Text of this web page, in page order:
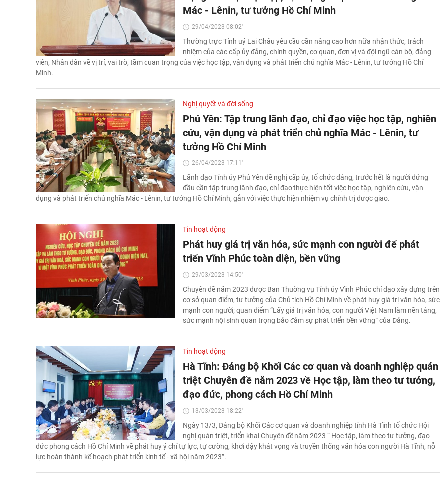
Mác - Lênin, tư tưởng Hồ Chí Minh
29/04/2023 08:02'
Thường trực Tỉnh uỷ Lai Châu yêu cầu cần nâng cao hơn nữa nhận thức, trách
nhiệm của các cấp ủy đảng, chính quyền, cơ quan, đơn vị và đội ngũ cán bộ, đảng
viên, Nhân dân về vị trí, vai trò, tầm quan trọng của việc học tập, vận dụng và phát triển chủ nghĩa Mác - Lênin, tư tưởng Hồ Chí
Minh.
Nghị quyết và đời sống
Phú Yên: Tập trung lãnh đạo, chỉ đạo việc học tập, nghiên
cứu, vận dụng và phát triển chủ nghĩa Mác - Lênin, tư
tưởng Hồ Chí Minh
26/04/2023 17:11'
Lãnh đạo Tỉnh ủy Phú Yên đề nghị cấp ủy, tổ chức đảng, trước hết là người đứng
đầu cần tập trung lãnh đạo, chỉ đạo thực hiện tốt việc học tập, nghiên cứu, vận
dụng và phát triển chủ nghĩa Mác - Lênin, tư tưởng Hồ Chí Minh, gắn với việc thực hiện nhiệm vụ chính trị được giao.
Tin hoạt động
Phát huy giá trị văn hóa, sức mạnh con người để phát
triển Vĩnh Phúc toàn diện, bền vững
29/03/2023 14:50'
Chuyên đề năm 2023 được Ban Thường vụ Tỉnh ủy Vĩnh Phúc chỉ đạo xây dựng trên
cơ sở quan điểm, tư tưởng của Chủ tịch Hồ Chí Minh về phát huy giá trị văn hóa, sức
mạnh con người; quan điểm “Lấy giá trị văn hóa, con người Việt Nam làm nền tảng,
sức mạnh nội sinh quan trọng bảo đảm sự phát triển bền vững” của Đảng.
Tin hoạt động
Hà Tĩnh: Đảng bộ Khối Các cơ quan và doanh nghiệp quán
triệt Chuyên đề năm 2023 về Học tập, làm theo tư tưởng,
đạo đức, phong cách Hồ Chí Minh
13/03/2023 18:22'
Ngày 13/3, Đảng bộ Khối Các cơ quan và doanh nghiệp tỉnh Hà Tĩnh tổ chức Hội
nghị quán triệt, triển khai Chuyên đề năm 2023 “ Học tập, làm theo tư tưởng, đạo
đức phong cách Hồ Chí Minh về phát huy ý chí tự lực, tự cường, khơi dậy khát vọng và truyền thống văn hóa con người Hà Tĩnh, nỗ
lực hoàn thành kế hoạch phát triển kinh tế - xã hội năm 2023”.